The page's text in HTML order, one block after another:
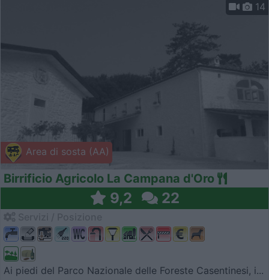
Area di sosta (AA)
14
Birrificio Agricolo La Campana d'Oro
9,2 22
Ai piedi del Parco Nazionale delle Foreste Casentinesi, i...